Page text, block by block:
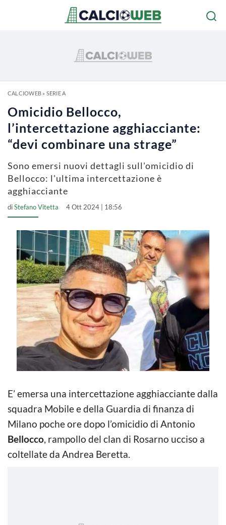
CALCIOWEB» SERIE A
Omicidio Bellocco,
l’intercettazione agghiacciante:
“devi combinare una strage”
Sono emersi nuovi dettagli sull'omicidio di
Bellocco: l'ultima intercettazione è
agghiacciante
diStefano Vitetta 4 Ott 2024 | 18:56
E’ emersa una intercettazione agghiacciante dalla
squadra Mobile e della Guardia di finanza di
Milano poche ore dopo l’omicidio di Antonio
Bellocco, rampollo del clan di Rosarno ucciso a
coltellate da Andrea Beretta.